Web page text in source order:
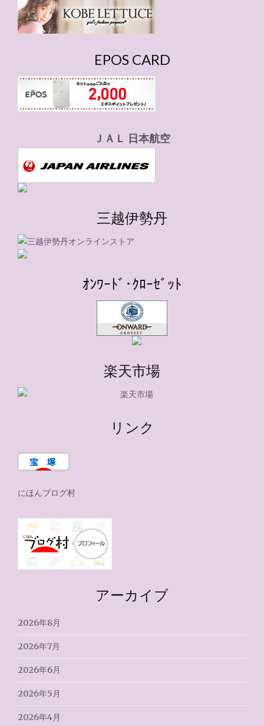
ー
EPOS CARD
ＪＡＬ 日本航空
三越伊勢丹
ｵﾝﾜｰﾄﾞ･ｸﾛｰｾﾞｯﾄ
楽天市場
リンク
にほんブログ村
アーカイブ
2026年8月
2026年7月
2026年6月
2026年5月
2026年4月